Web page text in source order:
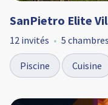
SanPietro Elite
12 invités 5 chambres
Piscine Cuisine